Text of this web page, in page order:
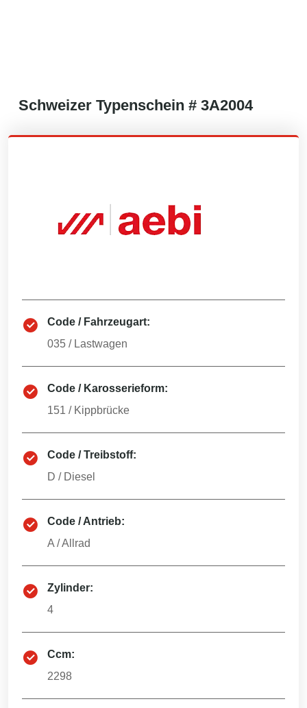
Schweizer Typenschein # 3A2004
Code / Fahrzeugart:
035 / Lastwagen
Code / Karosserieform:
151 / Kippbrücke
Code / Treibstoff:
D / Diesel
Code / Antrieb:
A /Allrad
Zylinder:
4
Ccm:
2298